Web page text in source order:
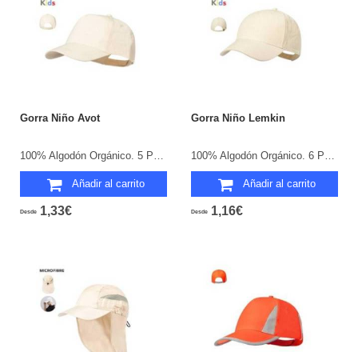
Gorra Niño Avot
Añadir al carrito
Desde 1,33€
Gorra Niño Lemkin
Añadir al carrito
Desde 1,16€